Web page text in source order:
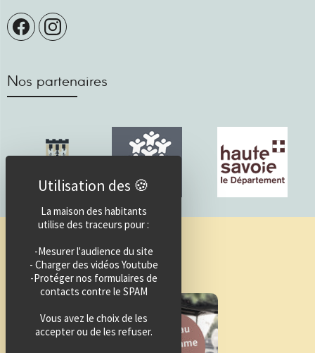
Nos partenaires
Guide des activités
La maison des habitants
utilise des traceurs pour :
-Mesurer l'audience du site
- Charger des vidéos Youtube
-Protéger nos formulaires de
contacts contre le SPAM
Vous avez le choix de les
accepter ou de les refuser.